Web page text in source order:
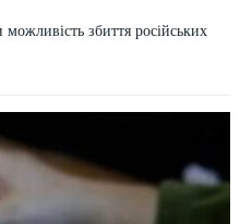
збиття російських